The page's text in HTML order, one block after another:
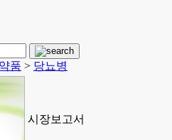
품 > 당뇨병
시장보고서